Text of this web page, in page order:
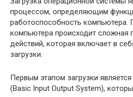
процессом, определяющим
работоспособность компьютера.
компьютера происходит сложная
действий, которая включает в
загрузки.
Первым этапом загрузки
(Basic Input Output System),